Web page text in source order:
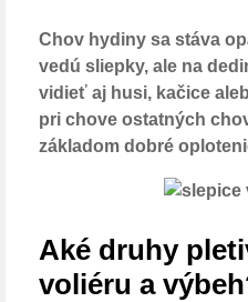
Chov hydiny sa stáva
vedú sliepky, ale na
vidieť aj husi, kačice
pri chove ostatných
základom dobré
Aké druhy
voliéru a